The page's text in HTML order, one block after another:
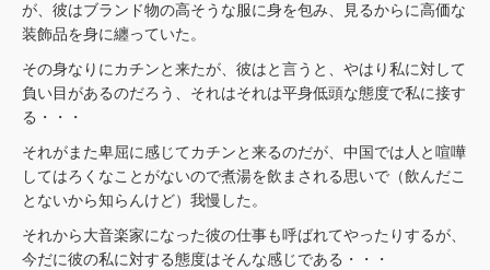
が、彼はブランド物の高そうな服に身を包み、見るからに高価な
装飾品を身に纏っていた。
その身なりにカチンと来たが、彼はと言うと、やはり私に対して
負い目があるのだろう、それはそれは平身低頭な態度で私に接す
る・・・
それがまた卑屈に感じてカチンと来るのだが、中国では人と喧嘩
してはろくなことがないので煮湯を飲まされる思いで（飲んだこ
とないから知らんけど）我慢した。
それから大音楽家になった彼の仕事も呼ばれてやったりするが、
今だに彼の私に対する態度はそんな感じである・・・